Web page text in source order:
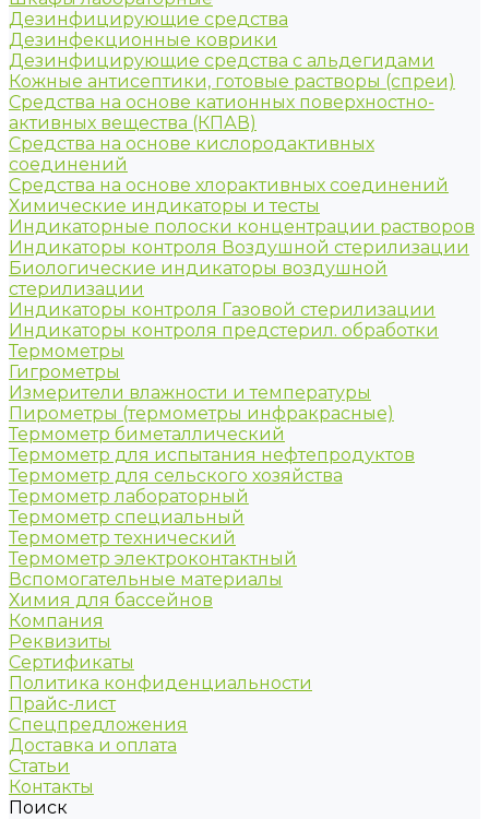
Дезинфицирующие средства
Дезинфекционные коврики
Дезинфицирующие средства с альдегидами
Кожные антисептики, готовые растворы (спреи)
Средства на основе катионных поверхностно-
активных вещества (КПАВ)
Средства на основе кислородактивных
соединений
Средства на основе хлорактивных соединений
Химические индикаторы и тесты
Индикаторные полоски концентрации растворов
Индикаторы контроля Воздушной стерилизации
Биологические индикаторы воздушной
стерилизации
Индикаторы контроля Газовой стерилизации
Индикаторы контроля предстерил. обработки
Термометры
Гигрометры
Измерители влажности и температуры
Пирометры (термометры инфракрасные)
Термометр биметаллический
Термометр для испытания нефтепродуктов
Термометр для сельского хозяйства
Термометр лабораторный
Термометр специальный
Термометр технический
Термометр электроконтактный
Вспомогательные материалы
Химия для бассейнов
Компания
Реквизиты
Сертификаты
Политика конфиденциальности
Прайс-лист
Спецпредложения
Доставка и оплата
Статьи
Контакты
Поиск